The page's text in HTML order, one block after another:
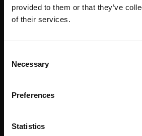
provided to them or that they’ve
of their services.
Selection
Necessary
Preferences
Statistics
werden und für unvergessliche
oller im Golfclub Marhördt
Gastronom*innen indem Sie einen